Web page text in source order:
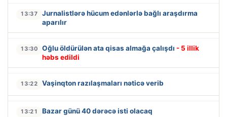
13:37
Jurnalistlərə hücum edənlərlə bağlı araşdırma
aparılır
13:30 Oğlu öldürülən ata qisas almağa çalışdı - 5 illik
həbs edildi
13:22 Vaşinqton razılaşmaları nəticə verib
13:21 Bazar günü 40 dərəcə isti olacaq